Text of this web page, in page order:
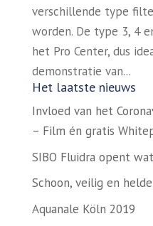
verschillende type
worden. De type 3, 4
het Pro Center, dus
demonstratie van...
Het laatste nieuws
Invloed van het
– Film én gratis
SIBO Fluidra opent
Schoon, veilig en
Aquanale Köln 2019